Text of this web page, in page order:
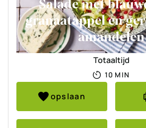
Salade met
granaatappel en
amandelen
Totaaltijd
10 MINUTEN
MIN
opslaan